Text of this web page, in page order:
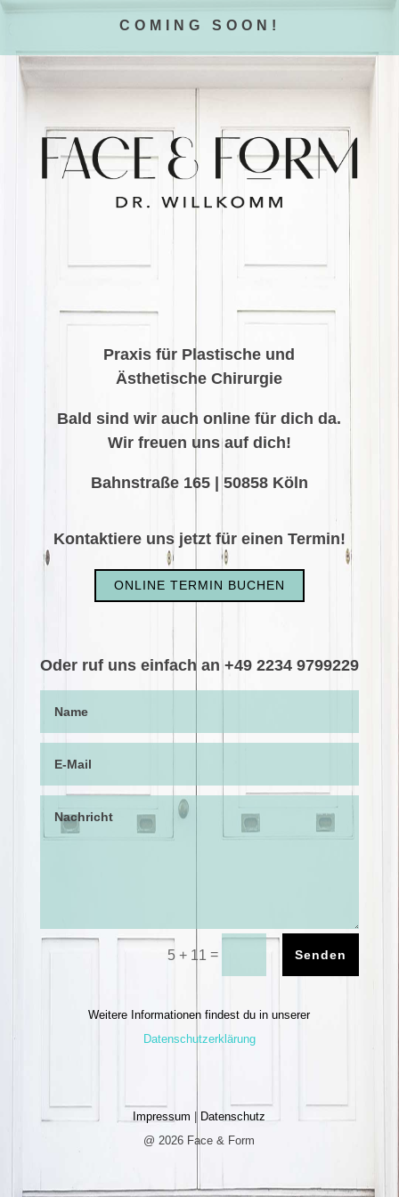
COMING SOON!
Praxis für Plastische und
Ästhetische Chirurgie
Bald sind wir auch online für dich da.
Wir freuen uns auf dich!
Bahnstraße 165 | 50858 Köln
Kontaktiere uns jetzt für einen Termin!
ONLINE TERMIN BUCHEN
Oder ruf uns einfach an +49 2234 9799229
5 + 11 = Senden
Weitere Informationen findest du in unserer
Datenschutzerklärung
Impressum
Datenschutz
@ 2026 Face & Form